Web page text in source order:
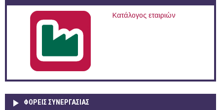
Κατάλογος εταιριών
ΦΟΡΕΙΣ ΣΥΝΕΡΓΑΣΙΑΣ